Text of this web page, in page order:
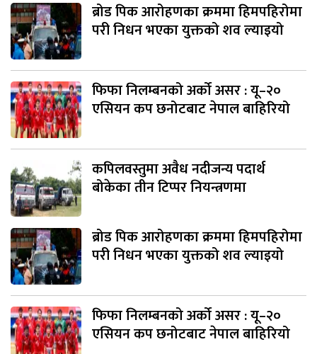
ब्रोड पिक आरोहणका क्रममा हिमपहिरोमा
परी निधन भएका युक्तको शव ल्याइयो
फिफा निलम्बनको अर्को असर : यू–२०
एसियन कप छनोटबाट नेपाल बाहिरियो
कपिलवस्तुमा अवैध नदीजन्य पदार्थ
बोकेका तीन टिप्पर नियन्त्रणमा
ब्रोड पिक आरोहणका क्रममा हिमपहिरोमा
परी निधन भएका युक्तको शव ल्याइयो
फिफा निलम्बनको अर्को असर : यू–२०
एसियन कप छनोटबाट नेपाल बाहिरियो